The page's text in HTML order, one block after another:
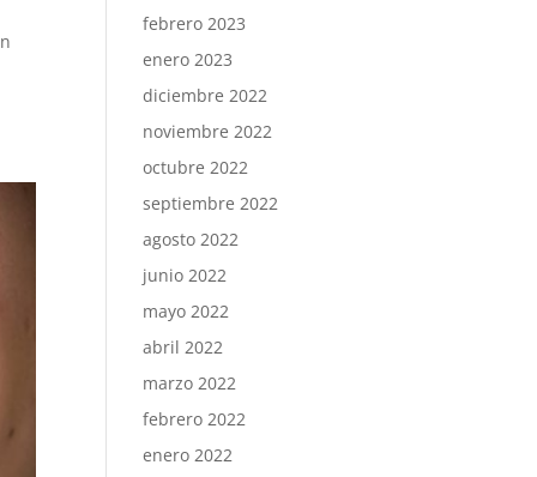
febrero 2023
enero 2023
diciembre 2022
noviembre 2022
octubre 2022
septiembre 2022
agosto 2022
junio 2022
mayo 2022
abril 2022
marzo 2022
febrero 2022
enero 2022